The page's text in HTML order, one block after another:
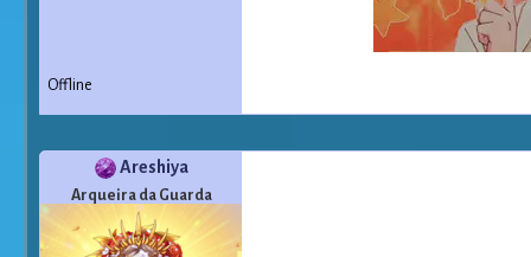
Offline
Areshiya
Arqueira da Guarda